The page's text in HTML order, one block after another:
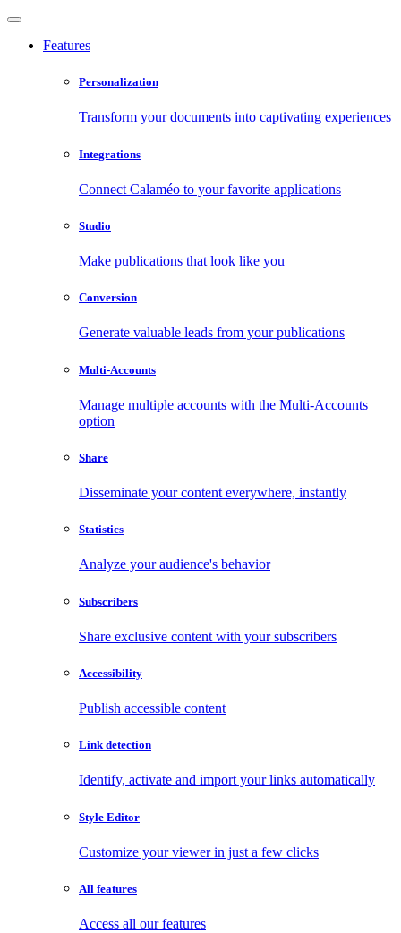
Features
Personalization
Transform your documents into captivating experiences
Integrations
Connect Calaméo to your favorite applications
Studio
Make publications that look like you
Conversion
Generate valuable leads from your publications
Multi-Accounts
Manage multiple accounts with the Multi-Accounts
option
Share
Disseminate your content everywhere, instantly
Statistics
Analyze your audience's behavior
Subscribers
Share exclusive content with your subscribers
Accessibility
Publish accessible content
Link detection
Identify, activate and import your links automatically
Style Editor
Customize your viewer in just a few clicks
All features
Access all our features